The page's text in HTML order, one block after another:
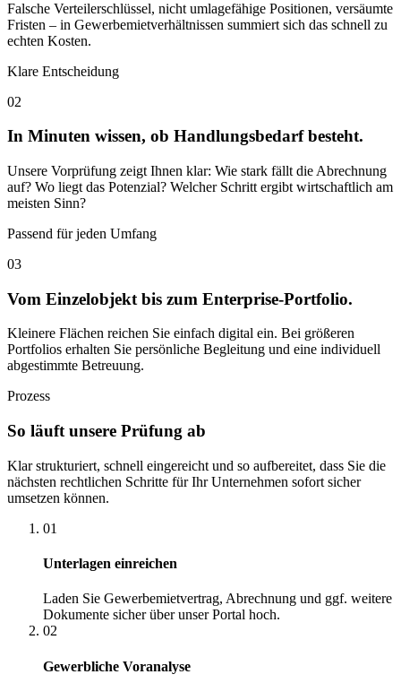
Falsche Verteilerschlüssel, nicht umlagefähige Positionen, versäumte
Fristen – in Gewerbemietverhältnissen summiert sich das schnell zu
echten Kosten.
Klare Entscheidung
02
In Minuten wissen, ob Handlungsbedarf besteht.
Unsere Vorprüfung zeigt Ihnen klar: Wie stark fällt die Abrechnung
auf? Wo liegt das Potenzial? Welcher Schritt ergibt wirtschaftlich am
meisten Sinn?
Passend für jeden Umfang
03
Vom Einzelobjekt bis zum Enterprise-Portfolio.
Kleinere Flächen reichen Sie einfach digital ein. Bei größeren
Portfolios erhalten Sie persönliche Begleitung und eine individuell
abgestimmte Betreuung.
Prozess
So läuft unsere Prüfung ab
Klar strukturiert, schnell eingereicht und so aufbereitet, dass Sie die
nächsten rechtlichen Schritte für Ihr Unternehmen sofort sicher
umsetzen können.
01
Unterlagen einreichen
Laden Sie Gewerbemietvertrag, Abrechnung und ggf. weitere
Dokumente sicher über unser Portal hoch.
02
Gewerbliche Voranalyse